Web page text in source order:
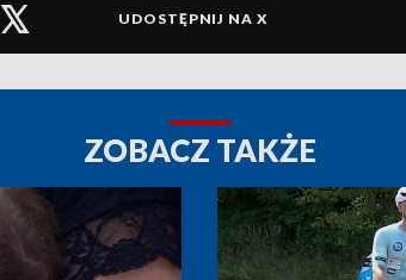
UDOSTĘPNIJ NA X
ZOBACZ TAKŻE